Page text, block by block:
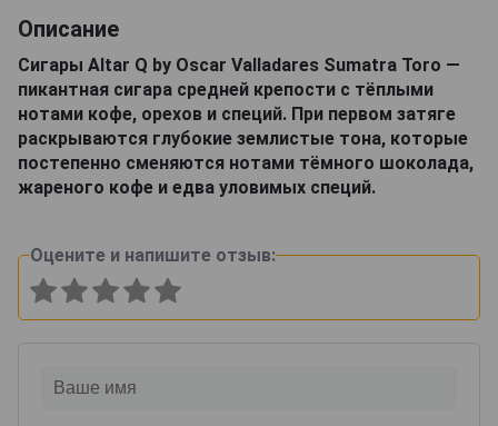
Описание
Сигары Altar Q by Oscar Valladares Sumatra Toro —
пикантная сигара средней крепости с тёплыми
нотами кофе, орехов и специй. При первом затяге
раскрываются глубокие землистые тона, которые
постепенно сменяются нотами тёмного шоколада,
жареного кофе и едва уловимых специй.
Оцените и напишите отзыв: